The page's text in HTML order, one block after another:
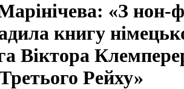
«З нон-
книгу
Віктора
Рейху»